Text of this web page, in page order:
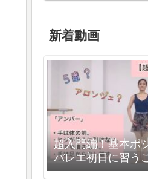
新着動画
超入門編！基本ポ
バレエ初日に習う